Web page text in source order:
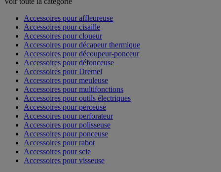
Accessoires pour affleureuse
Accessoires pour cisaille
Accessoires pour cloueur
Accessoires pour décapeur thermique
Accessoires pour découpeur-ponceur
Accessoires pour défonceuse
Accessoires pour Dremel
Accessoires pour meuleuse
Accessoires pour multifonctions
Accessoires pour outils électriques
Accessoires pour perceuse
Accessoires pour perforateur
Accessoires pour polisseuse
Accessoires pour ponceuse
Accessoires pour rabot
Accessoires pour scie
Accessoires pour visseuse